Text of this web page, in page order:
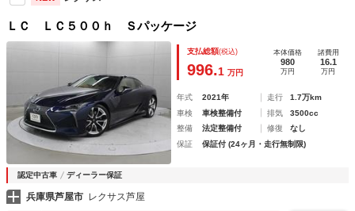
ＬＣ ＬＣ５００ｈ Ｓパッケージ
支払総額(税込)
996.1 万円
本体価格
980
万円
諸費用
16.1
万円
年式 2021年 走行
1.7万km
車検
車検整備付 排気
3500cc
整備
法定整備付 修復
なし
保証
保証付 (24ヶ月・走行無制限)
認定中古車 ディーラー保証
兵庫県芦屋市 レクサス芦屋